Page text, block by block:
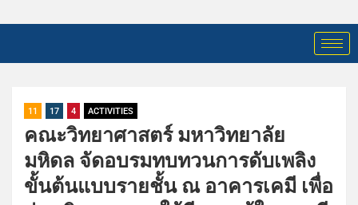
11 17 4 ACTIVITIES
คณะวิทยาศาสตร์ มหาวิทยาลัย
มหิดล จัดอบรมทบทวนการดับเพลิง
ขั้นต้นแบบรายชั้น ณ อาคารเคมี เพื่อ